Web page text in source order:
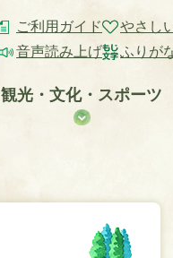
ご利用ガイド
音声読み上げ
やさし
ふりが
観光・文化・スポーツ